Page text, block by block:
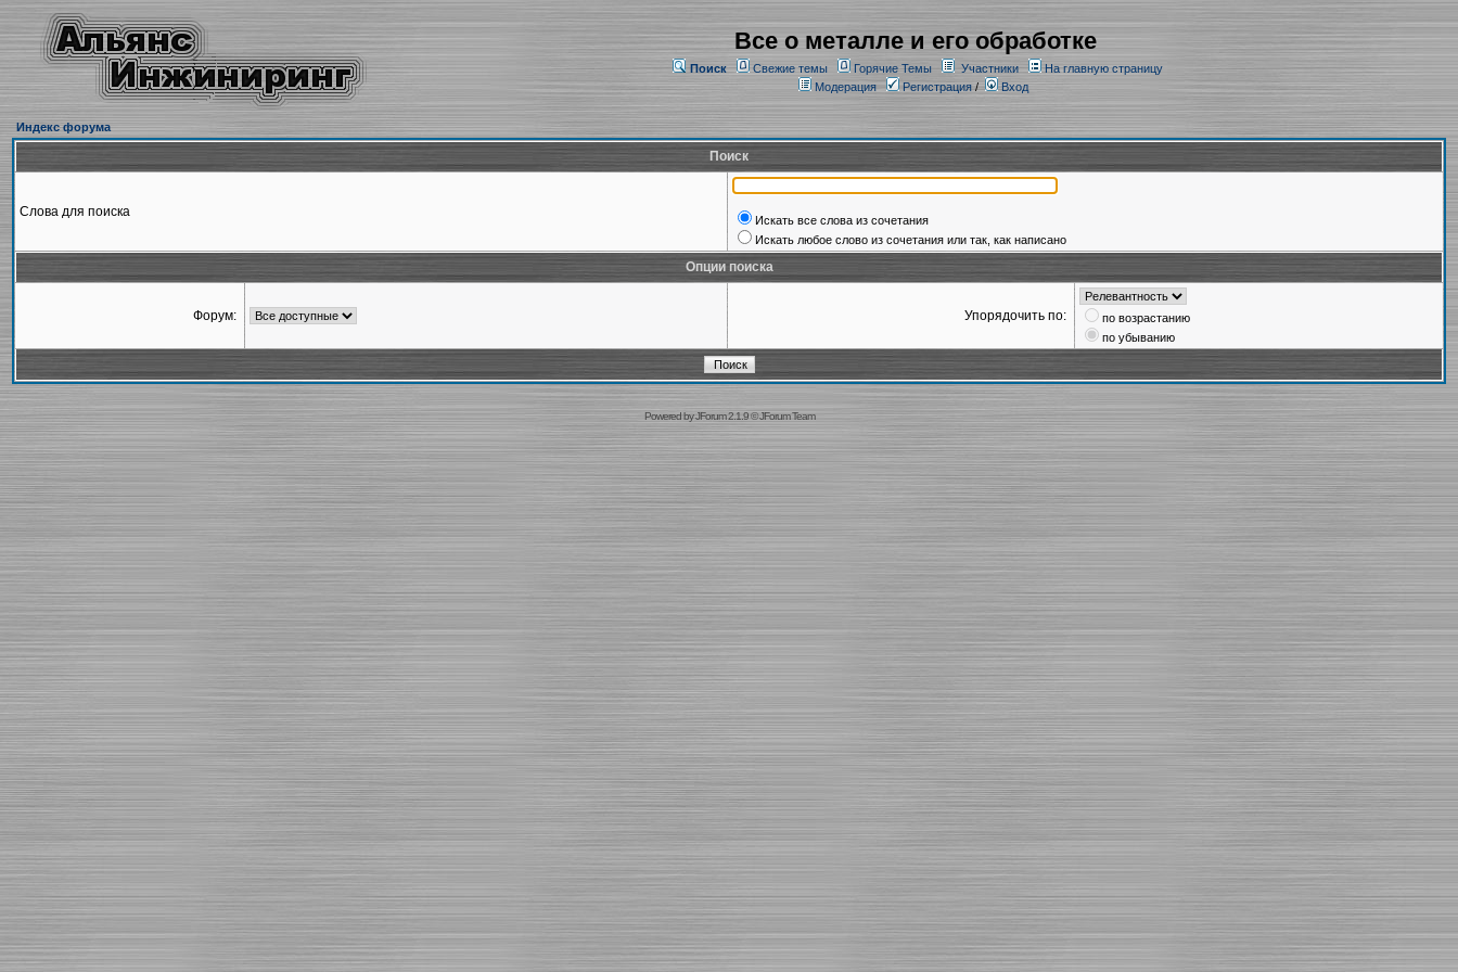
Все о металле и его обработке
Поиск Свежие темы Горячие Темы Участники
На главную страницу
Модерация
Регистрация/ Вход
Индекс форума
Поиск
Слова для поиска
Искать все слова из сочетания
Искать любое слово из сочетания или так, как написано
Опции поиска
Форум: Упорядочить по:
по возрастанию
по убыванию
Powered byJForum 2.1.9©JForum Team